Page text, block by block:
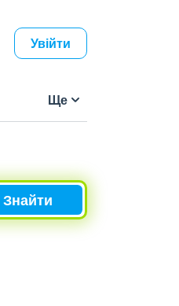
Увійти
Ще
Знайти